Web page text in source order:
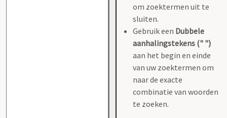
om zoektermen uit te
sluiten.
Gebruik een Dubbele
aanhalingstekens (" ")
aan het begin en einde
van uw zoektermen om
naar de exacte
combinatie van woorden
te zoeken.